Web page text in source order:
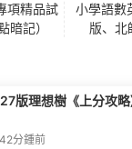
項精品試
暗記）
小學語數
版、北
版理想樹《上分攻
42分鍾前